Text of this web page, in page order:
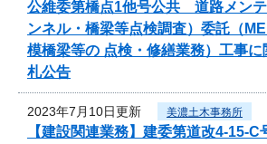
公維委第橋点1他号公共 道路メンテ
ンネル・橋梁等点検調査）委託（
模橋梁等の 点検・修繕業務）工事に
札公告
2023年7月10日更新 美濃土木事務所
【建設関連業務】建委第道改4-15-